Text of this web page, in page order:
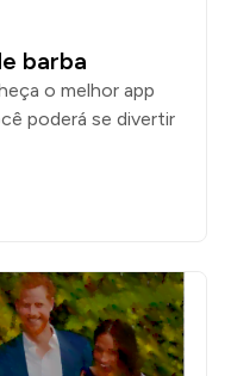
barba
o melhor app
poderá se divertir